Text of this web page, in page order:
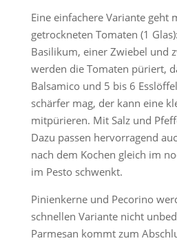
Eine einfachere Variante geht
getrockneten Tomaten (1
Basilikum, einer Zwiebel und
werden die Tomaten püriert,
Balsamico und 5 bis 6
schärfer mag, der kann eine
mitpürieren. Mit Salz und
Dazu passen hervorragend
nach dem Kochen gleich im
im Pesto schwenkt.
Pinienkerne und Pecorino
schnellen Variante nicht
Parmesan kommt zum